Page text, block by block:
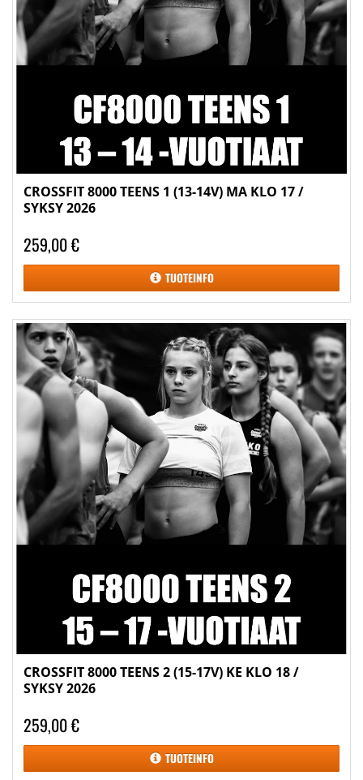
CROSSFIT 8000 TEENS 1 (13-14V) MA KLO 17 /
SYKSY 2026
259,00 €
TUOTEINFO
CROSSFIT 8000 TEENS 2 (15-17V) KE KLO 18 /
SYKSY 2026
259,00 €
TUOTEINFO